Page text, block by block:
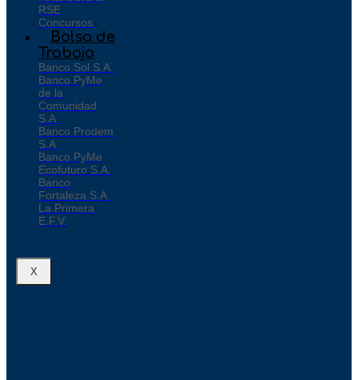
RSE
Concursos
Bolsa de
Trabajo
Banco Sol S.A.
Banco PyMe
de la
Comunidad
S.A.
Banco Prodem
S.A.
Banco PyMe
Ecofuturo S.A.
Banco
Fortaleza S.A.
La Primera
E.F.V.
X